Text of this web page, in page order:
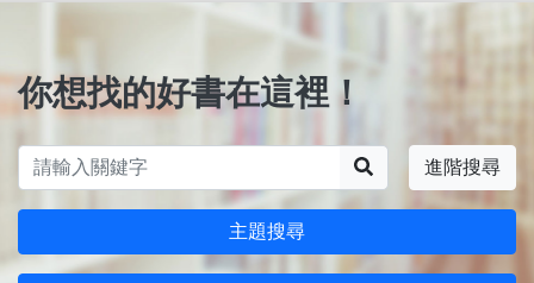
你想找的好書在這裡！
進階搜尋
主題搜尋